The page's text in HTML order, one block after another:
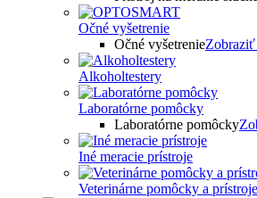
Očné vyšetrenie
Očné vyšetrenie
Alkoholtestery
Laboratórne pomôcky
Laboratórne pomôcky
Iné meracie prístroje
Veterinárne pomôcky a